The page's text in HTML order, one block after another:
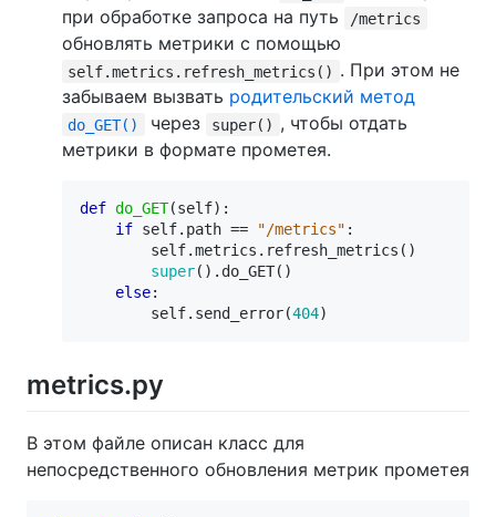
при обработке запроса на путь
/metrics
обновлять метрики с помощью
self.metrics.refresh_metrics() . При этом не
забываем вызвать родительский метод
do_GET() через super() , чтобы отдать
метрики в формате прометея.
def do_GET(self):
if self. path == "/metrics" :
self.metrics . refresh_metrics ()
super() . do_GET()
else:
self. send_error(404)
metrics.py
В этом файле описан класс для
непосредственного обновления метрик прометея